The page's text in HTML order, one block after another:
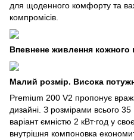
для щоденного комфорту та
компромісів.
Впевнене живлення кожного
Малий розмір. Висока
Premium 200 V2 пропонує
дизайні. З розмірами всього
варіант ємністю 2 кВт⋅год у
внутрішня компоновка